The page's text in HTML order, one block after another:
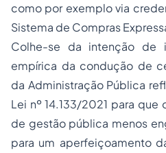
como por exemplo via
Sistema de Compras
Colhe-se da intenção de
empírica da condução de
da Administração Pública
Lei nº 14.133/2021 para
de gestão pública menos
para um aperfeiçoamento